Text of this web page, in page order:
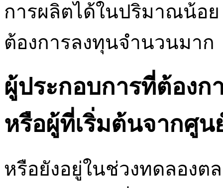
การผลิตได้ในปริมาณน้อย
ต้องการลงทุนจำนวนมาก
ผู้ประกอบการที่ต้อง
หรือผู้ที่เริ่มต้นจากศูน
หรือยังอยู่ในช่วงทดลองต